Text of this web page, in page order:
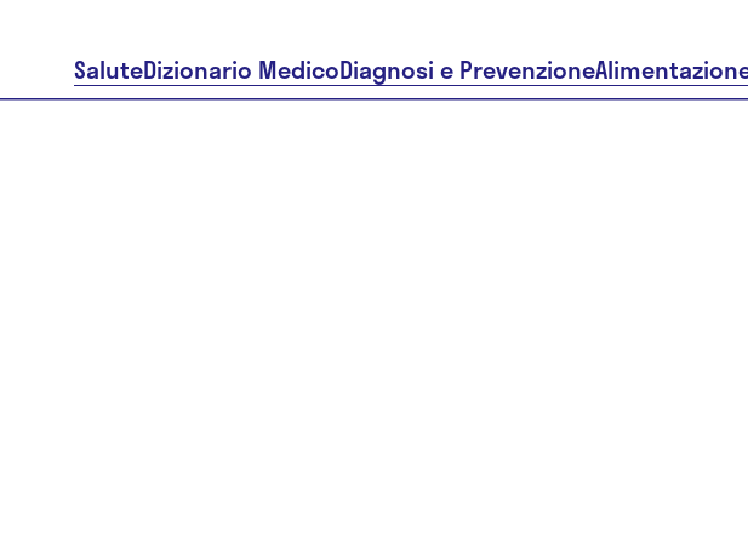
SaluteDizionario MedicoDiagnosi e Prevenzione